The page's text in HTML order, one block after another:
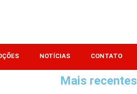
NOTÍCIAS CONTATO
Mais recentes